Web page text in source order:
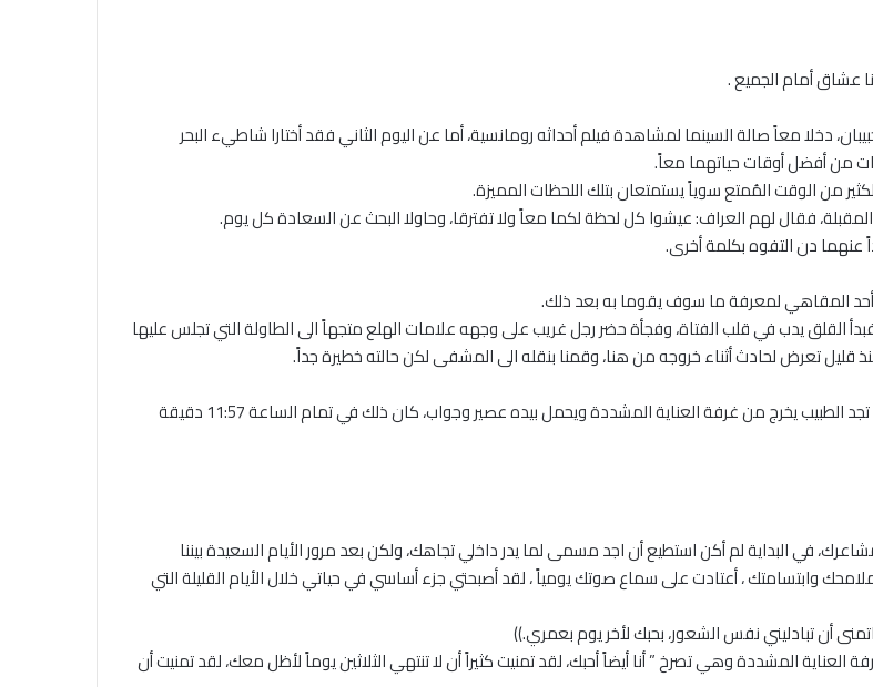
دخلا معاً صالة السينما لمشاهدة فيلم أحداثه رومانسية، أما عن اليوم الثاني فقد أختارا شاطيء البحر
من أفضل أوقات حياتهما معاً.
من الوقت المُمتع سوياً يستمتعان بتلك اللحظات المميزة.
فقال لهم العراف: عيشوا كل لحظة لكما معاً ولا تفترقا، وحاولا البحث عن السعادة كل يوم.
دن التفوه بكلمة أخرى.
القلق يدب في قلب الفتاة، وفجأة حضر رجل غريب على وجهه علامات الهلع متجهاً الى الطاولة التي تجلس عليها
تعرض لحادث أثناء خروجه من هنا، وقمنا بنقله الى المشفى لكن حالته خطيرة جداً.
لم تتمالك الفتاة أعصابها وخرجت مسرعة إلى المشفي وهي تبكي، وإذا بها تجد الطبيب يخرج من غرفة العناية المشددة ويحمل بيده عصير وجواب، كان ذلك في تمام الساعة 11:57 دقيقة
في البداية لم أكن استطيع أن اجد مسمى لما يدر داخلي تجاهك، ولكن بعد مرور الأيام السعيدة بيننا
، أعتادت على سماع صوتك يومياً ، لقد أصبحتي جزء أساسي في حياتي خلال الأيام القليلة التي
أن تبادليني نفس الشعور، بحبك لأخر يوم بعمري.))
المشددة وهي تصرخ ” أنا أيضاً أحبك، لقد تمنيت كثيراً أن لا تنتهي الثلاثين يوماً لأظل معك، لقد تمنيت أن